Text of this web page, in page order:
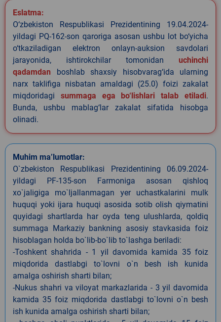
Eslatma:
O‘zbekiston Respublikasi Prezidentining 19.04.2024-
yildagi PQ-162-son qaroriga asosan ushbu lot bo‘yicha
o‘tkaziladigan elektron onlayn-auksion savdolari
jarayonida, ishtirokchilar tomonidan uchinchi
qadamdan boshlab shaxsiy hisobvarag‘ida ularning
narx taklifiga nisbatan amaldagi (25.0) foizi zakalat
miqdoridagi summaga ega bo‘lishlari talab etiladi.
Bunda, ushbu mablag‘lar zakalat sifatida hisobga
olinadi.
Muhim ma’lumotlar:
O`zbekiston Respublikasi Prezidentining 06.09.2024-
yildagi PF-135-son Farmoniga asosan qishloq
xo`jaligiga mo`ljallanmagan yer uchastkalarini mulk
huquqi yoki ijara huquqi asosida sotib olish qiymatini
quyidagi shartlarda har oyda teng ulushlarda, qoldiq
summaga Markaziy bankning asosiy stavkasida foiz
hisoblagan holda bo`lib-bo`lib to`lashga beriladi:
-Toshkent shahrida - 1 yil davomida kamida 35 foiz
miqdorida dastlabgi to`lovni o`n besh ish kunida
amalga oshirish sharti bilan;
-Nukus shahri va viloyat markazlarida - 3 yil davomida
kamida 35 foiz miqdorida dastlabgi to`lovni o`n besh
ish kunida amalga oshirish sharti bilan;